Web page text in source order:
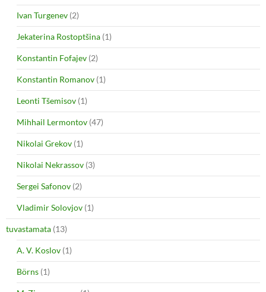
Ivan Turgenev (2)
Jekaterina Rostoptšina (1)
Konstantin Fofajev (2)
Konstantin Romanov (1)
Leonti Tšemisov (1)
Mihhail Lermontov (47)
Nikolai Grekov (1)
Nikolai Nekrassov (3)
Sergei Safonov (2)
Vladimir Solovjov (1)
tuvastamata (13)
A. V. Koslov (1)
Börns (1)